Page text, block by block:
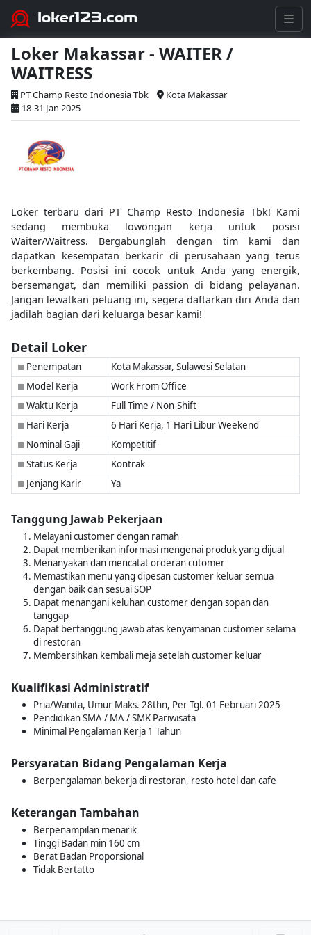
loker123.com
Loker Makassar - WAITER /
WAITRESS
PT Champ Resto Indonesia Tbk
Kota Makassar
18-31 Jan 2025
Loker terbaru dari PT Champ Resto Indonesia Tbk! Kami
sedang membuka lowongan kerja untuk posisi
Waiter/Waitress. Bergabunglah dengan tim kami dan
dapatkan kesempatan berkarir di perusahaan yang terus
berkembang. Posisi ini cocok untuk Anda yang energik,
bersemangat, dan memiliki passion di bidang pelayanan.
Jangan lewatkan peluang ini, segera daftarkan diri Anda dan
jadilah bagian dari keluarga besar kami!
Detail Loker
■ Penempatan Kota Makassar, Sulawesi Selatan
■ Model Kerja Work From Office
■ Waktu Kerja Full Time / Non-Shift
■ Hari Kerja 6 Hari Kerja, 1 Hari Libur Weekend
■ Nominal Gaji Kompetitif
■ Status Kerja Kontrak
■ Jenjang Karir Ya
Tanggung Jawab Pekerjaan
Melayani customer dengan ramah
Dapat memberikan informasi mengenai produk yang dijual
Menanyakan dan mencatat orderan cutomer
Memastikan menu yang dipesan customer keluar semua
dengan baik dan sesuai SOP
Dapat menangani keluhan customer dengan sopan dan
tanggap
Dapat bertanggung jawab atas kenyamanan customer selama
di restoran
Membersihkan kembali meja setelah customer keluar
Kualifikasi Administratif
Pria/Wanita, Umur Maks. 28thn, Per Tgl. 01 Februari 2025
Pendidikan SMA / MA / SMK Pariwisata
Minimal Pengalaman Kerja 1 Tahun
Persyaratan Bidang Pengalaman Kerja
Berpengalaman bekerja di restoran, resto hotel dan cafe
Keterangan Tambahan
Berpenampilan menarik
Tinggi Badan min 160 cm
Berat Badan Proporsional
Tidak Bertatto